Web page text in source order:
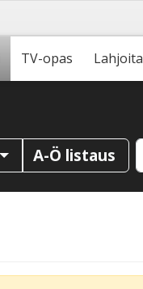
TV-opas Lahjoita
A-Ö listaus